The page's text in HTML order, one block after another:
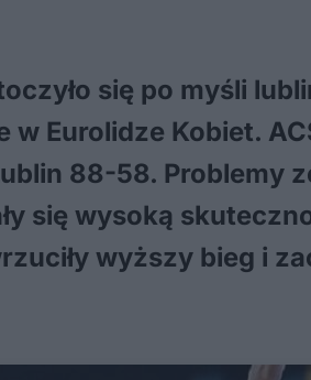
się po myśli
w Eurolidze Kobiet.
88-58. Problemy
się wysoką
wyższy bieg i